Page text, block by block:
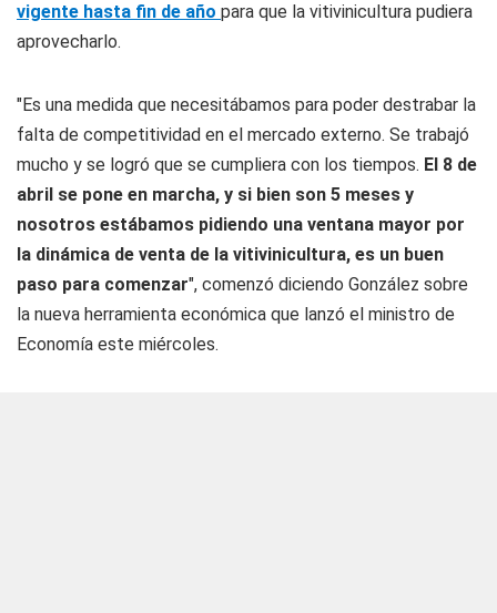
vigente hasta fin de año para que la vitivinicultura pudiera
aprovecharlo.
"Es una medida que necesitábamos para poder destrabar la
falta de competitividad en el mercado externo. Se trabajó
mucho y se logró que se cumpliera con los tiempos. El 8 de
abril se pone en marcha, y si bien son 5 meses y
nosotros estábamos pidiendo una ventana mayor por
la dinámica de venta de la vitivinicultura, es un buen
paso para comenzar", comenzó diciendo González sobre
la nueva herramienta económica que lanzó el ministro de
Economía este miércoles.